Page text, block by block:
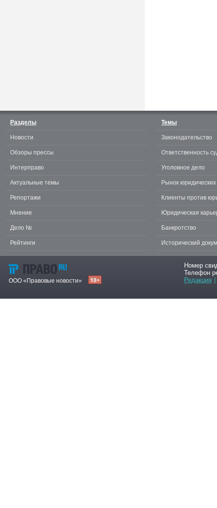
Разделы
Новости
Обзоры прессы
Интерправо
Актуальные темы
Репортажи
Мнение
Дело №
Рейтинги
Темы
Законодательство
Ответственность
Уголовное дело
Рынок юридических
Клиенты против
Юридическая
Банкротство
Исторический
ООО «Правовые новости»
Номер
Телефон
Редакция